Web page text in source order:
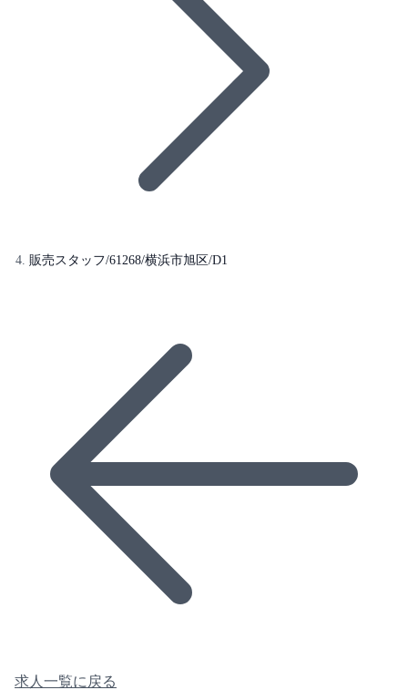
販売スタッフ/61268/横浜市旭区/D1
求人一覧に戻る